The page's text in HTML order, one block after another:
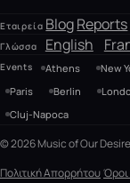
Εταιρεία BlogReports
Γλώσσα English
Events Athens New
Paris
Berlin
Cluj-Napoca
© 2026 Music of Our
Πολιτική Απορρήτου